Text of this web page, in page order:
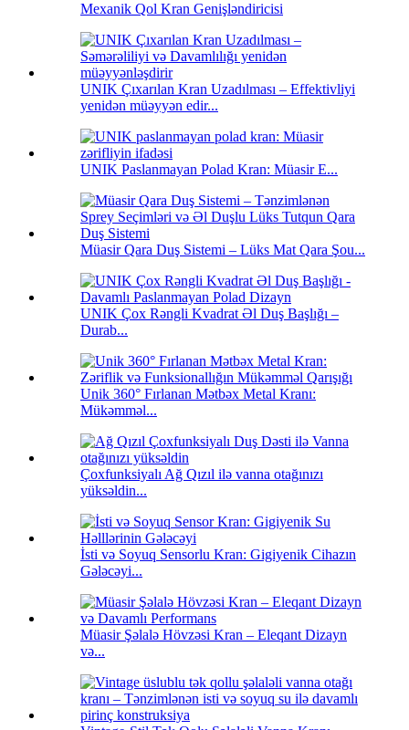
Mexanik Qol Kran Genişləndiricisi
UNIK Çıxarılan Kran Uzadılması – Effektivliyi
yenidən müəyyən edir...
UNIK Paslanmayan Polad Kran: Müasir E...
Müasir Qara Duş Sistemi – Lüks Mat Qara Şou...
UNIK Çox Rəngli Kvadrat Əl Duş Başlığı –
Durab...
Unik 360° Fırlanan Mətbəx Metal Kranı:
Mükəmməl...
Çoxfunksiyalı Ağ Qızıl ilə vanna otağınızı
yüksəldin...
İsti və Soyuq Sensorlu Kran: Gigiyenik Cihazın
Gələcəyi...
Müasir Şəlalə Hövzəsi Kran – Eleqant Dizayn
və...